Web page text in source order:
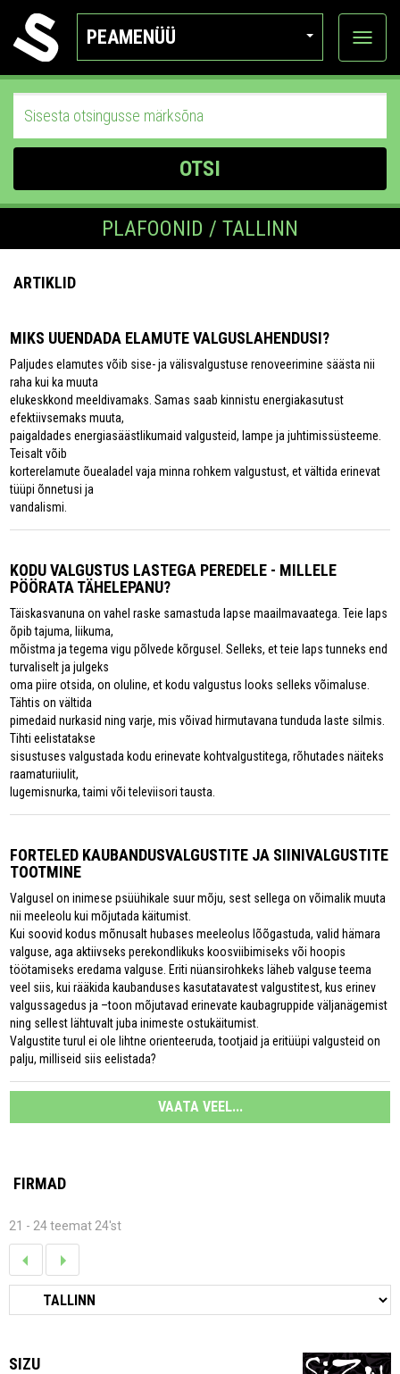
PEAMENÜÜ
Ava
OTSI
PLAFOONID / TALLINN
ARTIKLID
MIKS UUENDADA ELAMUTE VALGUSLAHENDUSI?
Paljudes elamutes võib sise- ja välisvalgustuse renoveerimine säästa nii
raha kui ka muuta
elukeskkond meeldivamaks. Samas saab kinnistu energiakasutust
efektiivsemaks muuta,
paigaldades energiasäästlikumaid valgusteid, lampe ja juhtimissüsteeme.
Teisalt võib
korterelamute õuealadel vaja minna rohkem valgustust, et vältida erinevat
tüüpi õnnetusi ja
vandalismi.
KODU VALGUSTUS LASTEGA PEREDELE - MILLELE
PÖÖRATA TÄHELEPANU?
Täiskasvanuna on vahel raske samastuda lapse maailmavaatega. Teie laps
õpib tajuma, liikuma,
mõistma ja tegema vigu põlvede kõrgusel. Selleks, et teie laps tunneks end
turvaliselt ja julgeks
oma piire otsida, on oluline, et kodu valgustus looks selleks võimaluse.
Tähtis on vältida
pimedaid nurkasid ning varje, mis võivad hirmutavana tunduda laste silmis.
Tihti eelistatakse
sisustuses valgustada kodu erinevate kohtvalgustitega, rõhutades näiteks
raamaturiiulit,
lugemisnurka, taimi või televiisori tausta.
FORTELED KAUBANDUSVALGUSTITE JA SIINIVALGUSTITE
TOOTMINE
Valgusel on inimese psüühikale suur mõju, sest sellega on võimalik muuta
nii meeleolu kui mõjutada käitumist.
Kui soovid kodus mõnusalt hubases meeleolus lõõgastuda, valid hämara
valguse, aga aktiivseks perekondlikuks koosviibimiseks või hoopis
töötamiseks eredama valguse. Eriti nüansirohkeks läheb valguse teema
veel siis, kui rääkida kaubanduses kasutatavatest valgustitest, kus erinev
valgussagedus ja –toon mõjutavad erinevate kaubagruppide väljanägemist
ning sellest lähtuvalt juba inimeste ostukäitumist.
Valgustite turul ei ole lihtne orienteeruda, tootjaid ja eritüüpi valgusteid on
palju, milliseid siis eelistada?
VAATA VEEL...
FIRMAD
21 - 24 teemat 24'st
SIZU